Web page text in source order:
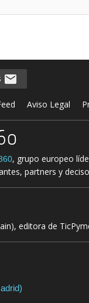
Aviso Legal
, grupo europeo
partners y
editora de